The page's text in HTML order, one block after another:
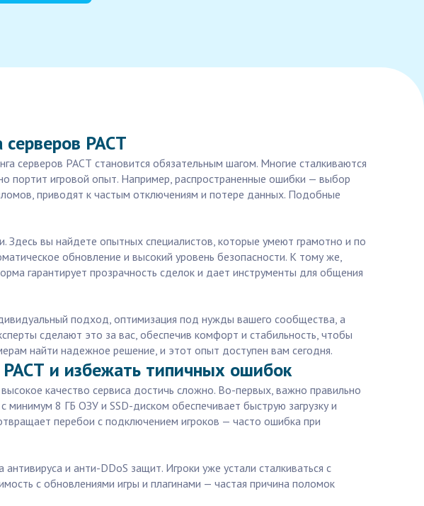
серверов РАСТ
серверов РАСТ становится обязательным шагом. Многие сталкиваются
портит игровой опыт. Например, распространенные ошибки — выбор
приводят к частым отключениям и потере данных. Подобные
вы найдете опытных специалистов, которые умеют грамотно и по
обновление и высокий уровень безопасности. К тому же,
гарантирует прозрачность сделок и дает инструменты для общения
подход, оптимизация под нужды вашего сообщества, а
сделают это за вас, обеспечив комфорт и стабильность, чтобы
найти надежное решение, и этот опыт доступен вам сегодня.
РАСТ и избежать типичных ошибок
качество сервиса достичь сложно. Во-первых, важно правильно
8 ГБ ОЗУ и SSD-диском обеспечивает быструю загрузку и
перебои с подключением игроков — часто ошибка при
и анти-DDoS защит. Игроки уже устали сталкиваться с
с обновлениями игры и плагинами — частая причина поломок